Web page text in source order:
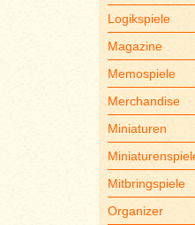
Logikspiele
Magazine
Memospiele
Merchandise
Miniaturen
Mitbringspiele
Organizer